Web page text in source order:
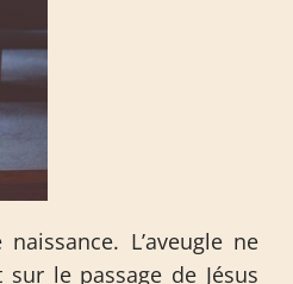
L’aveugle ne
le passage de Jésus